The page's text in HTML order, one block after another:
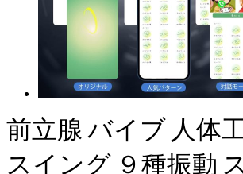
前立腺 バイブ 人体
スイング ９種振動